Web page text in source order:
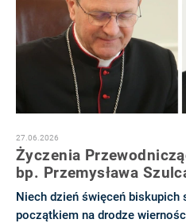
27.06.2026
Życzenia
bp. Przemysława
Niech dzień święceń biskupich
początkiem na drodze